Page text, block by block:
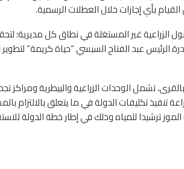
بأي إجازات خلال العطلات الرسمية.
الزراعية غير المستغلة في نطاق كل مديرية؛
عبد الفتاح السيسي “حياة كريمة” لتطوير
تشمل الوحدات الزراعية والبيطرية ومراكز
تنفيذ تكليفات الدولة في ما يتعلق بالالتزام
الموز ترشيدا للمياه وذلك في إطار خطة الدولة